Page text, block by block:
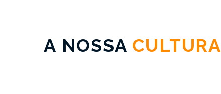
A NOSSA CULTURA